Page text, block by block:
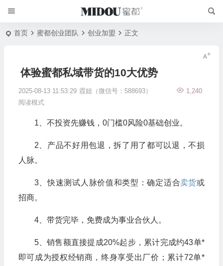
首页 蜜都创业团队 创业加盟 正文
体验蜜都私域带货的10大优势
2025-08-13 11:53:29 霞姐（微信号：588693）
1,240
阅读模式
1、不投资先赚钱，0门槛0风险0基础创业。
2、产品不好用包退，拆了用了都可以退，不损
人脉。
3、快速测试人脉价值和类型：确定适合卖货或
招商。
4、带货完毕，免费成为事业合伙人。
5、销售额直接提成20%起步，累计完成约43单*
即可成为授权经销商，终身享受出厂价；累计72单*